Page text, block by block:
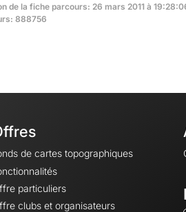
de la fiche parcours: 26 mars 2011 à
888756
de cartes topographiques
particuliers
clubs et organisateurs